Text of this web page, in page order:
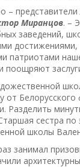
–
Миранцов. –
заведений,
патриотами
поощряют
от
Разделить
сестра по
школы
занимал